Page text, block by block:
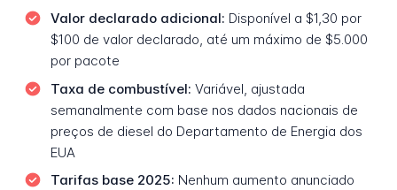
Valor declarado adicional: Disponível a $1,30 por
$100 de valor declarado, até um máximo de $5.000
por pacote
Taxa de combustível: Variável, ajustada
semanalmente com base nos dados nacionais de
preços de diesel do Departamento de Energia dos
EUA
Tarifas base 2025: Nenhum aumento anunciado